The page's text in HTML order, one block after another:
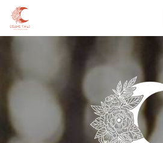
Aller
contenu